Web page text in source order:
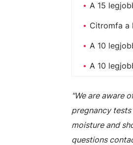
A 15
Citromfa a
A 10
A 10
"We are aware
pregnancy
moisture and
questions